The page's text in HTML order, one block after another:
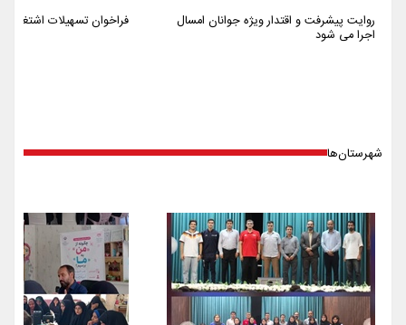
روایت پیشرفت و اقتدار ویژه جوانان امسال
اجرا می شود
فراخوان تسهیلات اشتغالزایی
شهرستان‌ها